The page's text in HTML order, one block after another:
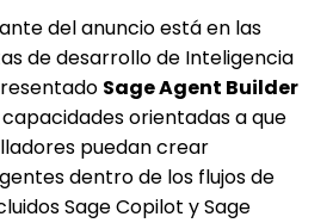
del anuncio está en las
de desarrollo de Inteligencia
Sage Agent Builder
capacidades orientadas a que
puedan crear
dentro de los flujos de
Sage Copilot y Sage